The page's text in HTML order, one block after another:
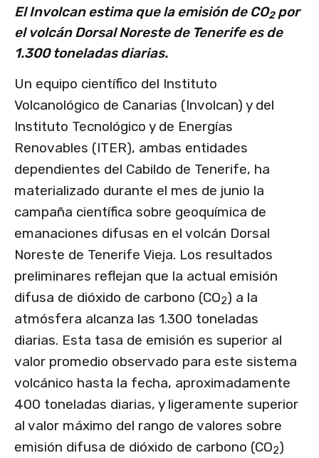
El Involcan estima que la emisión de CO2por
el volcán Dorsal Noreste de Tenerife es de
1.300 toneladas diarias.
Un equipo científico del Instituto
Volcanológico de Canarias (Involcan) y del
Instituto Tecnológico y de Energías
Renovables (ITER), ambas entidades
dependientes del Cabildo de Tenerife, ha
materializado durante el mes de junio la
campaña científica sobre geoquímica de
emanaciones difusas en el volcán Dorsal
Noreste de Tenerife Vieja. Los resultados
preliminares reflejan que la actual emisión
difusa de dióxido de carbono (CO2) a la
atmósfera alcanza las 1.300 toneladas
diarias. Esta tasa de emisión es superior al
valor promedio observado para este sistema
volcánico hasta la fecha, aproximadamente
400 toneladas diarias, y ligeramente superior
al valor máximo del rango de valores sobre
emisión difusa de dióxido de carbono (CO2)